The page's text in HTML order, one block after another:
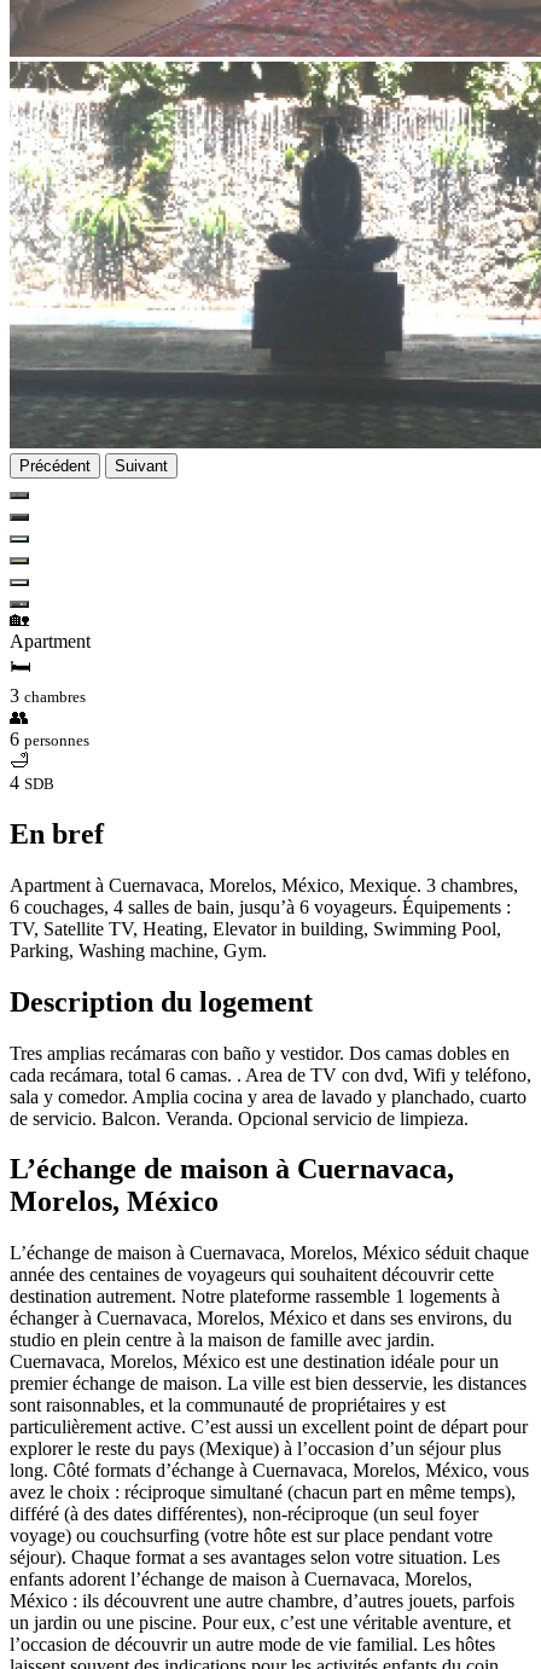
Précédent Suivant
🏡
Apartment
🛏
3 chambres
👥
6 personnes
🛁
4 SDB
En bref
Apartment à Cuernavaca, Morelos, México, Mexique. 3 chambres,
6 couchages, 4 salles de bain, jusqu’à 6 voyageurs. Équipements :
TV, Satellite TV, Heating, Elevator in building, Swimming Pool,
Parking, Washing machine, Gym.
Description du logement
Tres amplias recámaras con baño y vestidor. Dos camas dobles en
cada recámara, total 6 camas. . Area de TV con dvd, Wifi y teléfono,
sala y comedor. Amplia cocina y area de lavado y planchado, cuarto
de servicio. Balcon. Veranda. Opcional servicio de limpieza.
L’échange de maison à Cuernavaca,
Morelos, México
L’échange de maison à Cuernavaca, Morelos, México séduit chaque
année des centaines de voyageurs qui souhaitent découvrir cette
destination autrement. Notre plateforme rassemble 1 logements à
échanger à Cuernavaca, Morelos, México et dans ses environs, du
studio en plein centre à la maison de famille avec jardin.
Cuernavaca, Morelos, México est une destination idéale pour un
premier échange de maison. La ville est bien desservie, les distances
sont raisonnables, et la communauté de propriétaires y est
particulièrement active. C’est aussi un excellent point de départ pour
explorer le reste du pays (Mexique) à l’occasion d’un séjour plus
long. Côté formats d’échange à Cuernavaca, Morelos, México, vous
avez le choix : réciproque simultané (chacun part en même temps),
différé (à des dates différentes), non-réciproque (un seul foyer
voyage) ou couchsurfing (votre hôte est sur place pendant votre
séjour). Chaque format a ses avantages selon votre situation. Les
enfants adorent l’échange de maison à Cuernavaca, Morelos,
México : ils découvrent une autre chambre, d’autres jouets, parfois
un jardin ou une piscine. Pour eux, c’est une véritable aventure, et
l’occasion de découvrir un autre mode de vie familial. Les hôtes